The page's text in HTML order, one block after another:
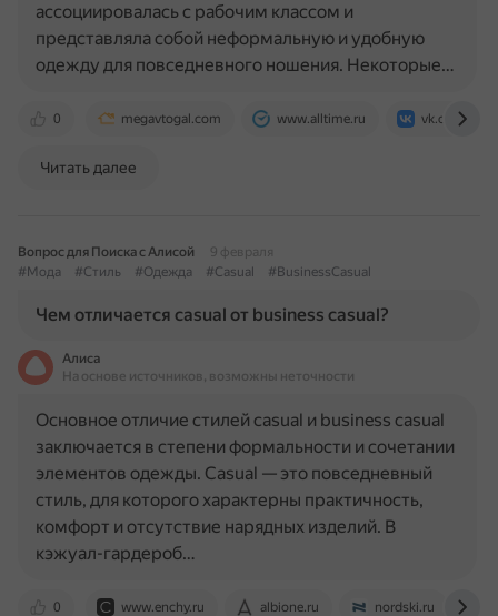
0 megavtogal.com www.alltime.ru vk.com
ассоциировалась с рабочим классом и
представляла собой неформальную и удобную
одежду для повседневного ношения. Некоторые…
Читать далее
Вопрос для Поиска с Алисой
9 февраля
#Мода
#Стиль #Одежда #Casual #BusinessCasual
Чем отличается casual от business casual?
Алиса
На основе источников, возможны неточности
0 www.enchy.ru albione.ru nordski.ru
Основное отличие стилей casual и business casual
заключается в степени формальности и сочетании
элементов одежды. Casual — это повседневный
стиль, для которого характерны практичность,
комфорт и отсутствие нарядных изделий. В
кэжуал-гардероб…